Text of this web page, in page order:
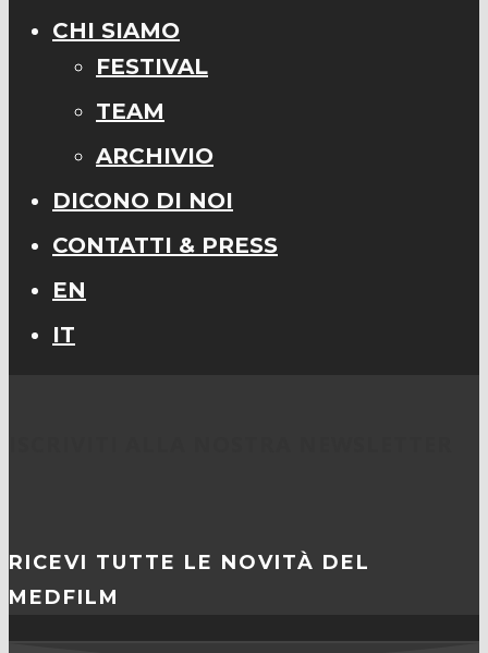
CHI SIAMO
FESTIVAL
TEAM
ARCHIVIO
DICONO DI NOI
CONTATTI & PRESS
EN
IT
RICEVI TUTTE LE NOVITÀ DEL
MEDFILM